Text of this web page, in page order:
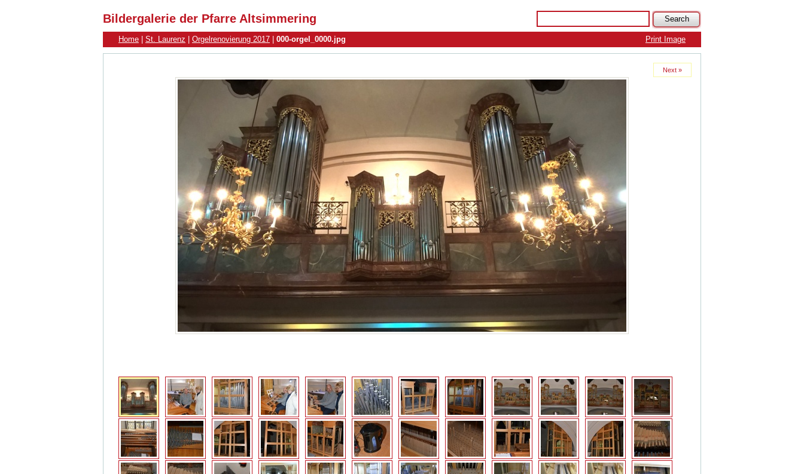
Bildergalerie der Pfarre Altsimmering
Print Image
Home St. Laurenz Orgelrenovierung 2017 000-orgel_0000.jpg
Next »